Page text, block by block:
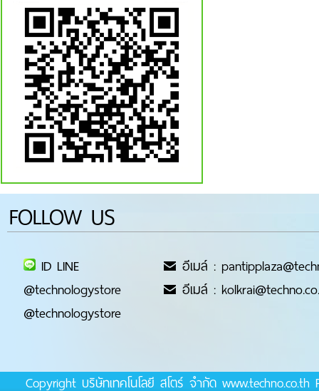
FOLLOW US
ID LINE
@technologystore
@technologystore
อีเมล์ :
อีเมล์ :
Copyright บริษัทเทคโนโลยี สโตร์ จำกัด